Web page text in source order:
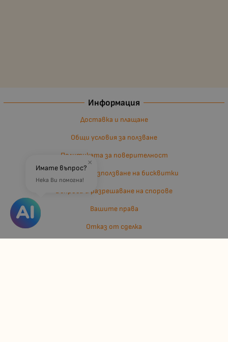
Информация
Доставка и плащане
Общи условия за ползване
Политиката за поверителност
Политика за използване на бисквитки
Въпроси и разрешаване на спорове
Вашите права
Отказ от сделка
×
Имате въпрос?
Нека Ви помогна!